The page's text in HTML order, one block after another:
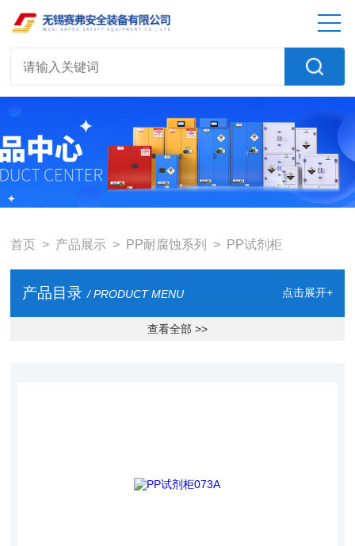
首页 > 产品展示 > PP耐腐蚀系列 > PP试剂柜
产品目录 / PRODUCT MENU 点击展开+
查看全部 >>